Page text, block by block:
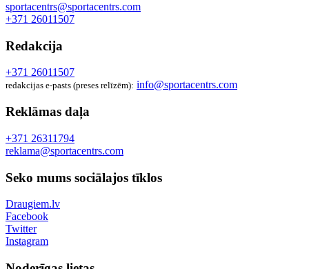
sportacentrs@sportacentrs.com
+371 26011507
Redakcija
+371 26011507
redakcijas e-pasts (preses relīzēm): info@sportacentrs.com
Reklāmas daļa
+371 26311794
reklama@sportacentrs.com
Seko mums sociālajos tīklos
Draugiem.lv
Facebook
Twitter
Instagram